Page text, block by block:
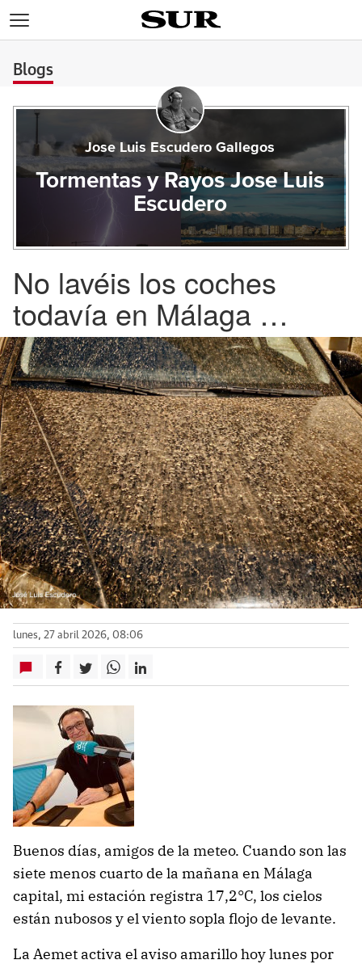
Blogs
Jose Luis Escudero Gallegos
Tormentas y Rayos Jose Luis
Escudero
No lavéis los coches
todavía en Málaga …
lunes, 27 abril 2026, 08:06
Buenos días, amigos de la meteo. Cuando son las
siete menos cuarto de la mañana en Málaga
capital, mi estación registra 17,2°C, los cielos
están nubosos y el viento sopla flojo de levante.
La Aemet activa el aviso amarillo hoy lunes por